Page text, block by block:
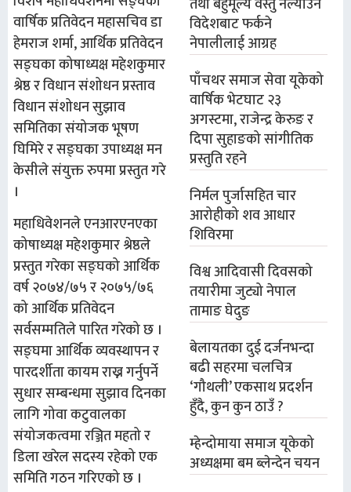
वार्षिक प्रतिवेदन महासचिव डा
हेमराज शर्मा, आर्थिक प्रतिवेदन
सङ्घका कोषाध्यक्ष महेशकुमार
श्रेष्ठ र विधान संशोधन प्रस्ताव
विधान संशोधन सुझाव
समितिका संयोजक भूषण
घिमिरे र सङ्घका उपाध्यक्ष मन
केसीले संयुक्त रुपमा प्रस्तुत गरे
।
महाधिवेशनले एनआरएनएका
कोषाध्यक्ष महेशकुमार श्रेष्ठले
प्रस्तुत गरेका सङ्घको आर्थिक
वर्ष २०७४/७५ र २०७५/७६
को आर्थिक प्रतिवेदन
सर्वसम्मतिले पारित गरेको छ ।
सङ्घमा आर्थिक व्यवस्थापन र
पारदर्शीता कायम राख्न गर्नुपर्ने
सुधार सम्बन्धमा सुझाव दिनका
लागि गोवा कटुवालका
संयोजकत्वमा रञ्जित महतो र
डिला खरेल सदस्य रहेको एक
समिति गठन गरिएको छ ।
तथा बहुमूल्य वस्तु नल्याउन
विदेशबाट फर्कने
नेपालीलाई आग्रह
पाँचथर समाज सेवा यूकेको
वार्षिक भेटघाट २३
अगस्टमा, राजेन्द्र केरुङ र
दिपा सुहाङको सांगीतिक
प्रस्तुति रहने
निर्मल पुर्जासहित चार
आरोहीको शव आधार
शिविरमा
विश्व आदिवासी दिवसको
तयारीमा जुट्यो नेपाल
तामाङ घेदुङ
बेलायतका दुई दर्जनभन्दा
बढी सहरमा चलचित्र
‘गौथली’ एकसाथ प्रदर्शन
हुँदै, कुन कुन ठाउँ ?
म्हेन्दोमाया समाज यूकेको
अध्यक्षमा बम ब्लेन्देन चयन